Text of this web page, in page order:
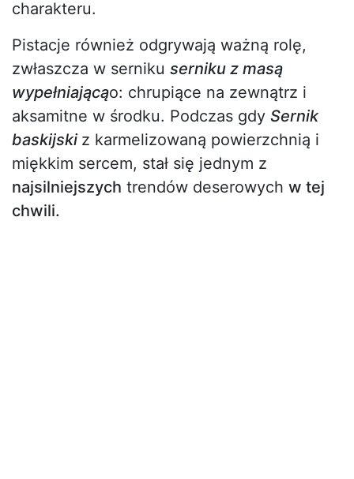
charakteru.
Pistacje również odgrywają ważną rolę,
zwłaszcza w serniku serniku z masą
wypełniającąo: chrupiące na zewnątrz i
aksamitne w środku. Podczas gdy Sernik
baskijski z karmelizowaną powierzchnią i
miękkim sercem, stał się jednym z
najsilniejszych trendów deserowych w tej
chwili.